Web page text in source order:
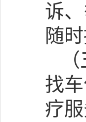
诉
随
找
疗